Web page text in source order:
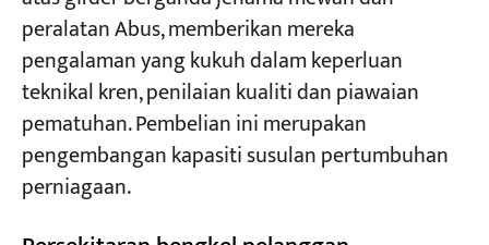
peralatan Abus, memberikan mereka
pengalaman yang kukuh dalam keperluan
teknikal kren, penilaian kualiti dan piawaian
pematuhan. Pembelian ini merupakan
pengembangan kapasiti susulan pertumbuhan
perniagaan.